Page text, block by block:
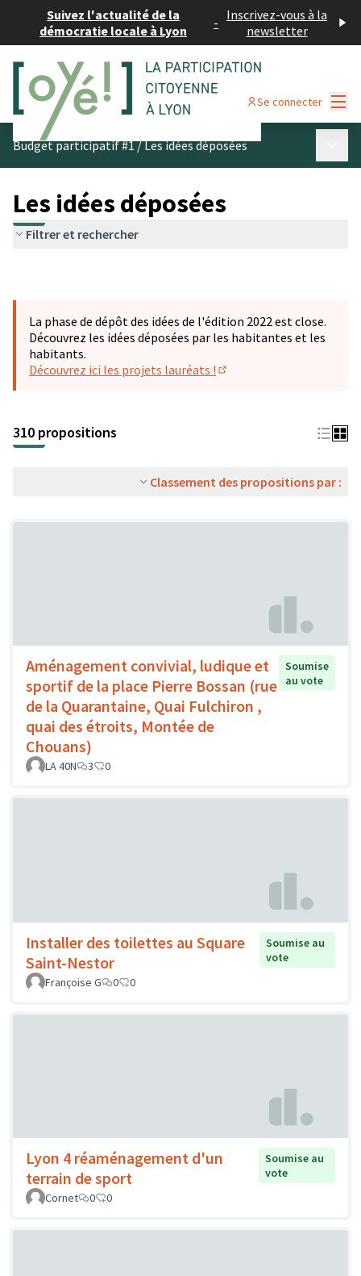
Suivez l'actualité de la
démocratie locale à Lyon
- Inscrivez-vous à la
newsletter
Se connecter
Budget participatif #1/Les idées déposées
Les idées déposées
Filtrer et rechercher
La phase de dépôt des idées de l'édition 2022 est close.
Découvrez les idées déposées par les habitantes et les
habitants.
Découvrez ici les projets lauréats !
310 propositions
Classement des propositions par :
Aménagement convivial, ludique et
sportif de la place Pierre Bossan (rue
de la Quarantaine, Quai Fulchiron ,
quai des étroits, Montée de
Chouans)
Soumise
au vote
LA 40N 3 0
Installer des toilettes au Square
Saint-Nestor
Soumise au
vote
Françoise G
0 0
Lyon 4 réaménagement d'un
terrain de sport
Soumise au
vote
Cornet
0 0